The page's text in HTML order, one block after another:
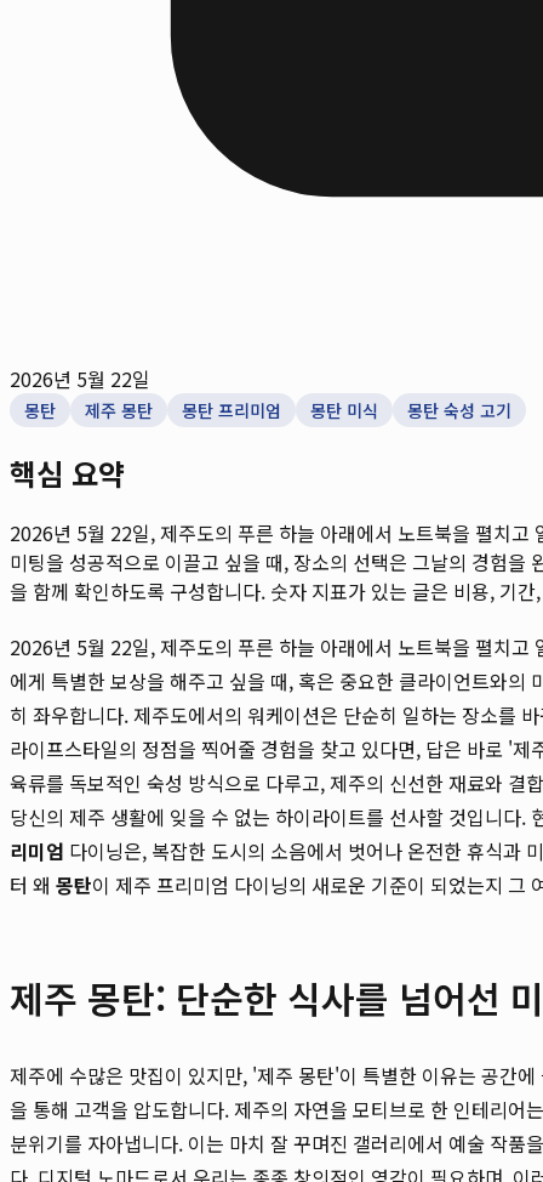
2026년 5월 22일
몽탄 제주 몽탄 몽탄 프리미엄 몽탄 미식 몽탄 숙성 고기
핵심 요약
2026년 5월 22일, 제주도의 푸른 하늘 아래에서 노트북을 펼치
미팅을 성공적으로 이끌고 싶을 때, 장소의 선택은 그날의 경험을
을 함께 확인하도록 구성합니다. 숫자 지표가 있는 글은 비용, 기
2026년 5월 22일, 제주도의 푸른 하늘 아래에서 노트북을 펼치
에게 특별한 보상을 해주고 싶을 때, 혹은 중요한 클라이언트와
히 좌우합니다. 제주도에서의 워케이션은 단순히 일하는 장소를
라이프스타일의 정점을 찍어줄 경험을 찾고 있다면, 답은 바로 '
육류를 독보적인 숙성 방식으로 다루고, 제주의 신선한 재료와
당신의 제주 생활에 잊을 수 없는 하이라이트를 선사할 것입니다
리미엄 다이닝은, 복잡한 도시의 소음에서 벗어나 온전한 휴식과
터 왜 몽탄이 제주 프리미엄 다이닝의 새로운 기준이 되었는지 그
제주 몽탄: 단순한 식사를 넘어선
제주에 수많은 맛집이 있지만, '제주 몽탄'이 특별한 이유는 공간
을 통해 고객을 압도합니다. 제주의 자연을 모티브로 한 인테리
분위기를 자아냅니다. 이는 마치 잘 꾸며진 갤러리에서 예술 작